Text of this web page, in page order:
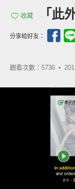
收藏 「此
分享給好友：
觀看次數：5736 •